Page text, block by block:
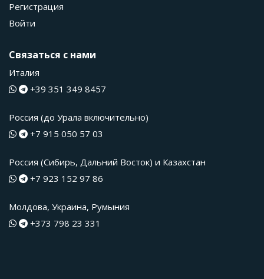
Регистрация
Войти
Связаться с нами
Италия
+39 351 349 8457
Россия (до Урала включительно)
+7 915 050 57 03
Россия (Сибирь, Дальний Восток) и Казахстан
+7 923 152 97 86
Молдова, Украина, Румыния
+373 798 23 331